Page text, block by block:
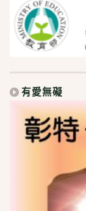
有愛無礙